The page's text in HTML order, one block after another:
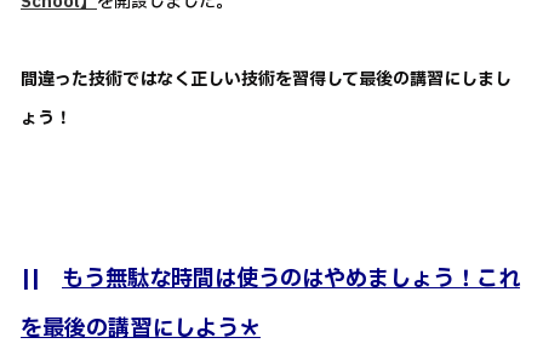
間違った技術ではなく正しい技術を習得して最後の講習にしまし
ょう！
|| もう無駄な時間は使うのはやめましょう！これ
を最後の講習にしよう＊